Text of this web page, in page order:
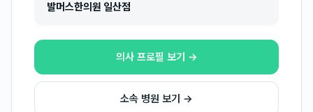
발머스한의원 일산점
의사 프로필 보기 →
소속 병원 보기 →